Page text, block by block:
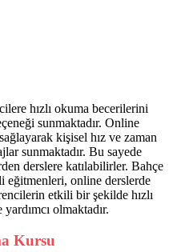
hızlı okuma becerilerini
sunmaktadır. Online
kişisel hız ve zaman
sunmaktadır. Bu sayede
derslere katılabilirler. Bahçe
eğitmenleri, online derslerde
etkili bir şekilde hızlı
olmaktadır.
Kursu